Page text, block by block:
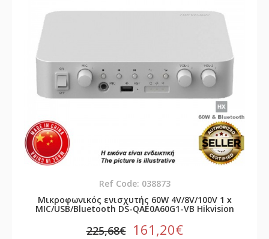
Ref Code: 038873
Μικροφωνικός ενισχυτής 60W 4V/8V/100V 1 x
MIC/USB/Bluetooth DS-QAE0A60G1-VB Hikvision
225,68€ 161,20€